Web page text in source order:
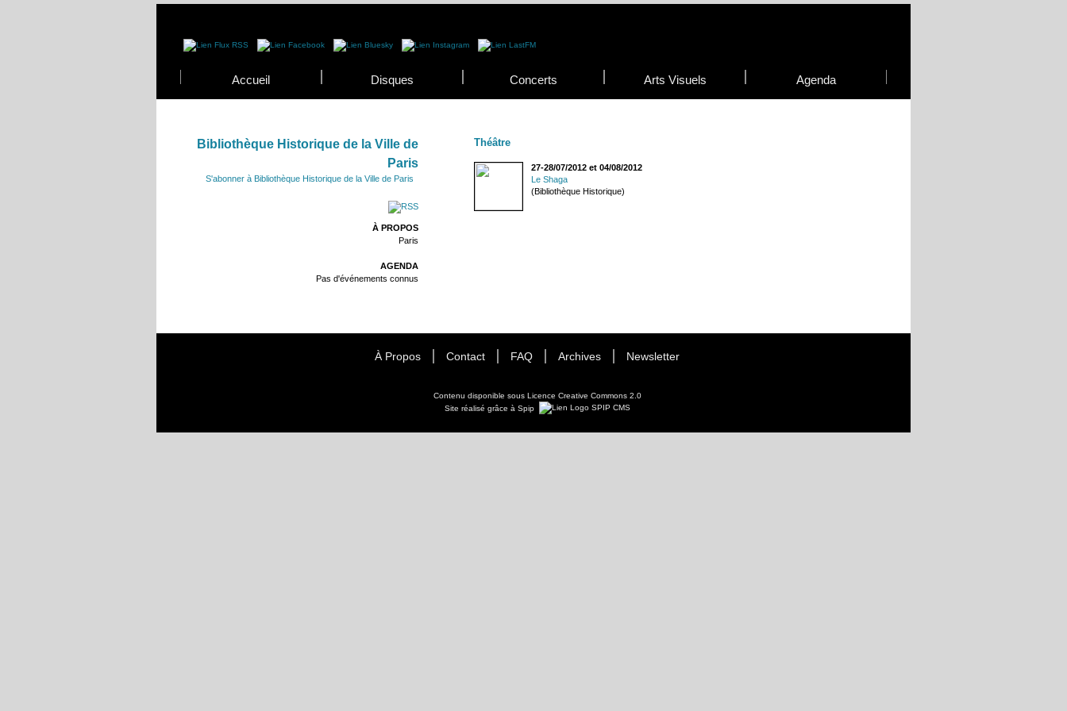
Accueil Disques Concerts Arts Visuels Agenda
Bibliothèque Historique de la Ville de
Paris
S'abonner à Bibliothèque Historique de la Ville de Paris
À PROPOS
Paris
AGENDA
Pas d'événements connus
Théâtre
27-28/07/2012 et 04/08/2012
Le Shaga
(Bibliothèque Historique)
À Propos Contact FAQ Archives Newsletter
Contenu disponible sous Licence Creative Commons 2.0
Site réalisé grâce à Spip